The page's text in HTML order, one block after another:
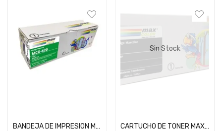
BANDEJA DE IMPRESION MAXCOLOR COMPATIBLE CON BROTHER 620
Sin Stock
CARTUCHO DE TONER MAXCOLOR COMPATIBLE CON HP 51X